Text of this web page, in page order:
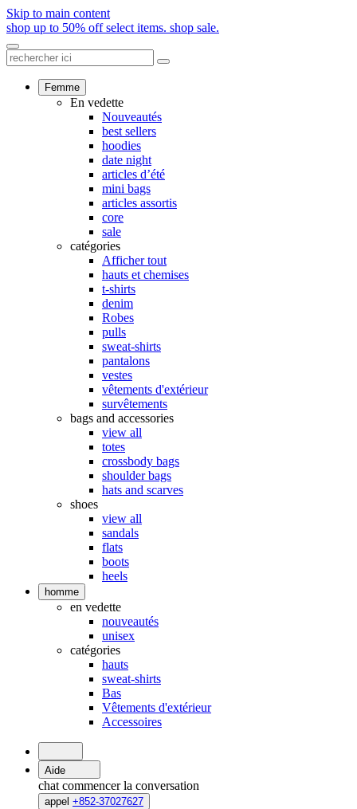
Skip to main content
shop up to 50% off select items. shop sale.
Femme
En vedette
Nouveautés
best sellers
hoodies
date night
articles d’été
mini bags
articles assortis
core
sale
catégories
Afficher tout
hauts et chemises
t-shirts
denim
Robes
pulls
sweat-shirts
pantalons
vestes
vêtements d'extérieur
survêtements
bags and accessories
view all
totes
crossbody bags
shoulder bags
hats and scarves
shoes
view all
sandals
flats
boots
heels
homme
en vedette
nouveautés
unisex
catégories
hauts
sweat-shirts
Bas
Vêtements d'extérieur
Accessoires
Aide
chat commencer la conversation
appel +852-37027627